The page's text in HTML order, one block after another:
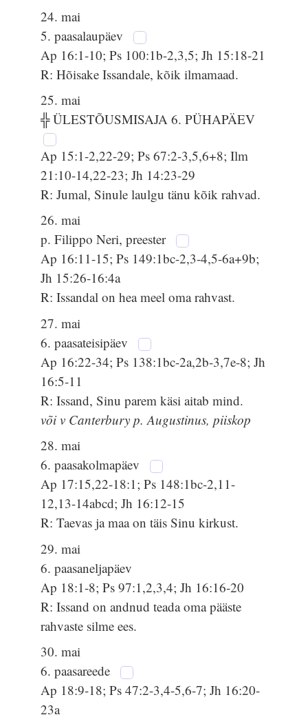
24. mai
5. paasalaupäev
Ap 16:1-10; Ps 100:1b-2,3,5; Jh 15:18-21
R: Hõisake Issandale, kõik ilmamaad.
25. mai
╬ ÜLESTÕUSMISAJA 6. PÜHAPÄEV
Ap 15:1-2,22-29; Ps 67:2-3,5,6+8; Ilm
21:10-14,22-23; Jh 14:23-29
R: Jumal, Sinule laulgu tänu kõik rahvad.
26. mai
p. Filippo Neri, preester
Ap 16:11-15; Ps 149:1bc-2,3-4,5-6a+9b;
Jh 15:26-16:4a
R: Issandal on hea meel oma rahvast.
27. mai
6. paasateisipäev
Ap 16:22-34; Ps 138:1bc-2a,2b-3,7e-8; Jh
16:5-11
R: Issand, Sinu parem käsi aitab mind.
või v Canterbury p. Augustinus, piiskop
28. mai
6. paasakolmapäev
Ap 17:15,22-18:1; Ps 148:1bc-2,11-
12,13-14abcd; Jh 16:12-15
R: Taevas ja maa on täis Sinu kirkust.
29. mai
6. paasaneljapäev
Ap 18:1-8; Ps 97:1,2,3,4; Jh 16:16-20
R: Issand on andnud teada oma pääste
rahvaste silme ees.
30. mai
6. paasareede
Ap 18:9-18; Ps 47:2-3,4-5,6-7; Jh 16:20-
23a